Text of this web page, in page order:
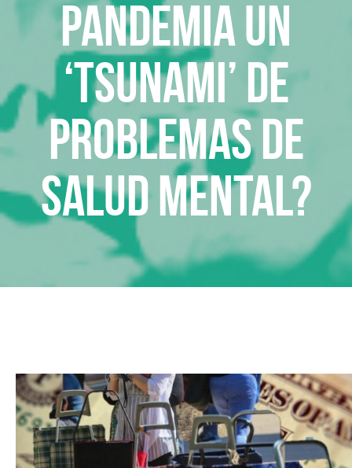
pandemia un
‘tsunami’ de
problemas de
salud mental?